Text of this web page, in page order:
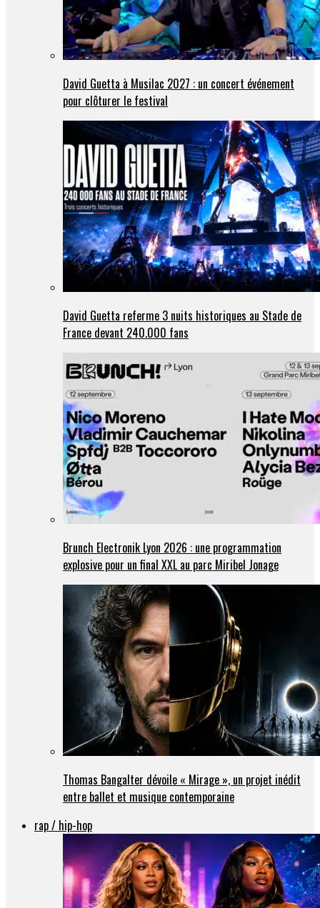
David Guetta à Musilac 2027 : un concert événement
pour clôturer le festival
David Guetta referme 3 nuits historiques au Stade de
France devant 240.000 fans
Brunch Electronik Lyon 2026 : une programmation
explosive pour un final XXL au parc Miribel Jonage
Thomas Bangalter dévoile « Mirage », un projet inédit
entre ballet et musique contemporaine
rap / hip-hop